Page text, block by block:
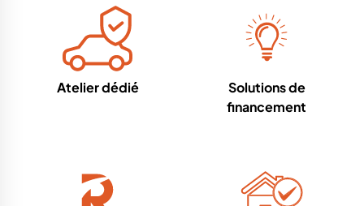
Atelier dédié
Solutions de
financement